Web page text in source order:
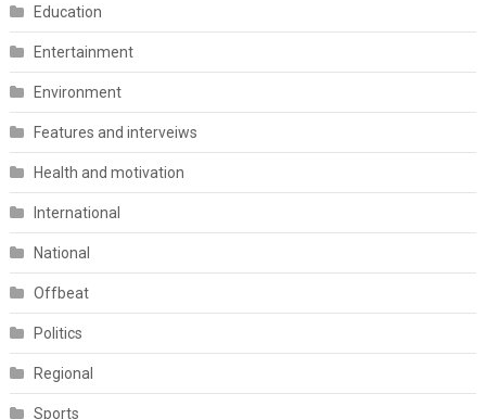
Education
Entertainment
Environment
Features and interveiws
Health and motivation
International
National
Offbeat
Politics
Regional
Sports